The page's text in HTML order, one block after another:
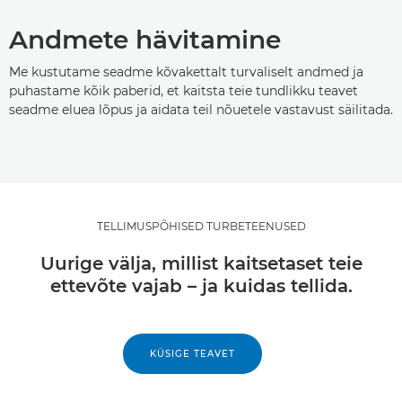
Andmete hävitamine
Me kustutame seadme kõvakettalt turvaliselt andmed ja
puhastame kõik paberid, et kaitsta teie tundlikku teavet
seadme eluea lõpus ja aidata teil nõuetele vastavust säilitada.
TELLIMUSPÕHISED TURBETEENUSED
Uurige välja, millist kaitsetaset teie
ettevõte vajab – ja kuidas tellida.
KÜSIGE TEAVET